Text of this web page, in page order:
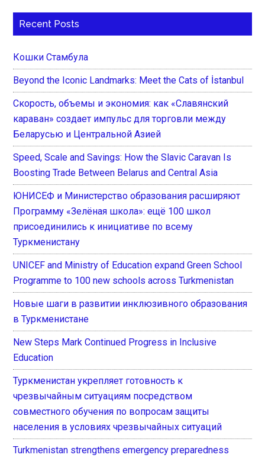
Recent Posts
Кошки Стамбула
Beyond the Iconic Landmarks: Meet the Cats of İstanbul
Скорость, объемы и экономия: как «Славянский
караван» создает импульс для торговли между
Беларусью и Центральной Азией
Speed, Scale and Savings: How the Slavic Caravan Is
Boosting Trade Between Belarus and Central Asia
ЮНИСЕФ и Министерство образования расширяют
Программу «Зелёная школа»: ещё 100 школ
присоединились к инициативе по всему
Туркменистану
UNICEF and Ministry of Education expand Green School
Programme to 100 new schools across Turkmenistan
Новые шаги в развитии инклюзивного образования
в Туркменистане
New Steps Mark Continued Progress in Inclusive
Education
Туркменистан укрепляет готовность к
чрезвычайным ситуациям посредством
совместного обучения по вопросам защиты
населения в условиях чрезвычайных ситуаций
Turkmenistan strengthens emergency preparedness